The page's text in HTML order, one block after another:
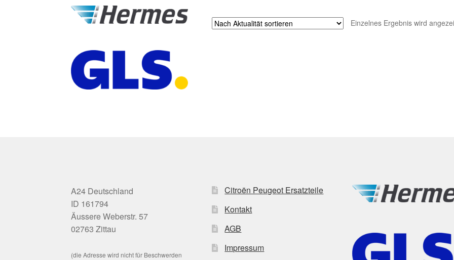
Einzelnes Ergebnis wird
A24 Deutschland
ID 161794
Äussere Weberstr. 57
02763 Zittau
(die Adresse wird nicht für Beschwerden
Citroën Peugeot Ersatzteile
Kontakt
AGB
Impressum